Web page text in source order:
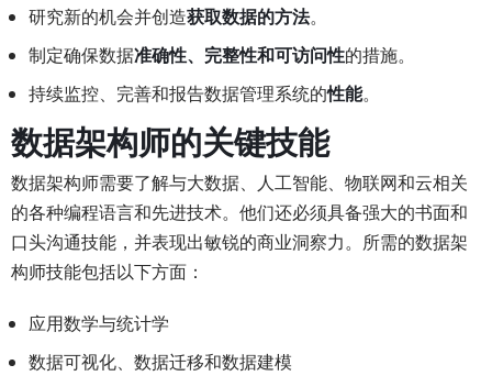
研究新的机会并创造获取数据的方法。
制定确保数据准确性、完整性和可访问性的措施。
持续监控、完善和报告数据管理系统的性能。
数据架构师的关键技能
数据架构师需要了解与大数据、人工智能、物联网和云相关
的各种编程语言和先进技术。他们还必须具备强大的书面和
口头沟通技能，并表现出敏锐的商业洞察力。所需的数据架
构师技能包括以下方面：
应用数学与统计学
数据可视化、数据迁移和数据建模